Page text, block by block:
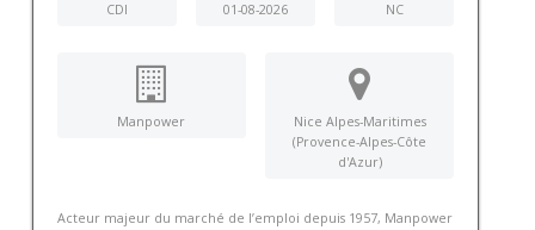
CDI 01-08-2026 NC
Manpower
Nice Alpes-Maritimes
(Provence-Alpes-Côte
d'Azur)
Acteur majeur du marché de l’emploi depuis 1957, Manpower